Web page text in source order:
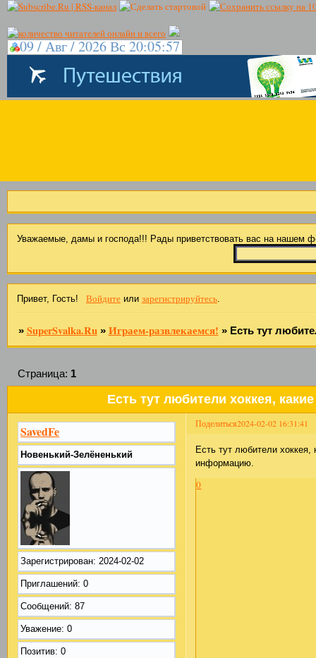
09 / Авг / 2026 Вс 20:05:57
Уважаемые, дамы и господа!!! Рады приветствовать вас на
Привет, Гость! Войдитеили зарегистрируйтесь.
» SuperSvalka.Ru » Играем-развлекаемся! » Есть тут
Есть тут любители хоккея,
Страница: 1
Поделиться2024-02-02 16:31:41
SavedFe
Новенький-Зелёненький
Зарегистрирован: 2024-02-02
Приглашений: 0
Сообщений: 87
Уважение: 0
Позитив: 0
Есть тут любители
информацию.
0